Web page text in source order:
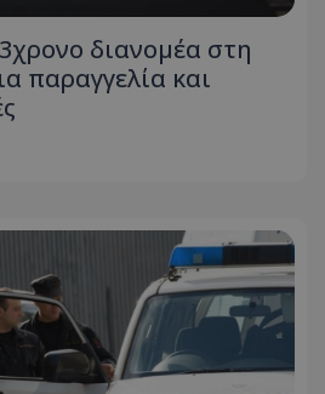
διανομέα στη
παραγγελία και